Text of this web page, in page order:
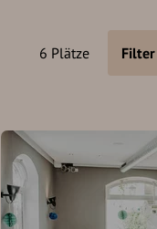
6 Plätze Filter